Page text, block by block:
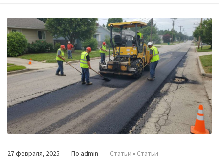
27 февраля, 2025 По admin Статьи • Статьи